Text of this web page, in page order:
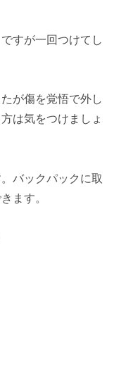
すが一回つけてし
が傷を覚悟で外し
は気をつけましょ
バックパックに取
ます。